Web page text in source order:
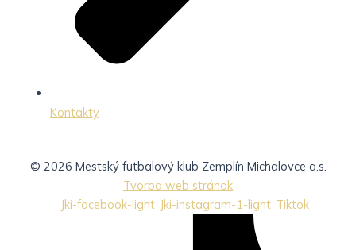
Kontakty
© 2026 Mestský futbalový klub Zemplín Michalovce a.s.
Tvorba web stránok
Jki-facebook-light Jki-instagram-1-light Tiktok